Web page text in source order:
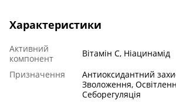
Характеристики
Активний
компонент
Вітамін С, Ніацинамід
Призначення
Антиоксидантний
Зволоження,
Себорегуляція